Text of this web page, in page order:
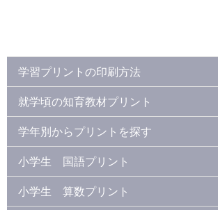
学習プリントの印刷方法
就学頃の知育教材プリント
学年別からプリントを探す
小学生 国語プリント
小学生 算数プリント